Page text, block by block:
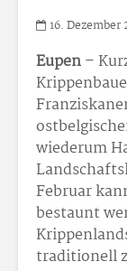
16. Dezember
Eupen–
wiederum
Februar
bestaunt
traditionell